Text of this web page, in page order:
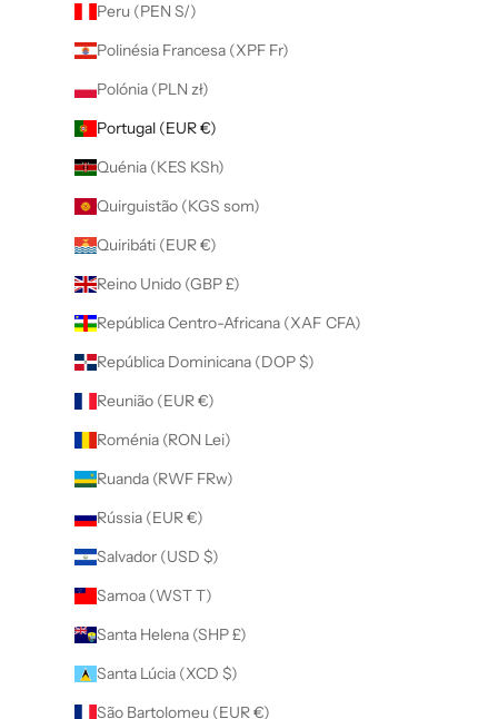
Peru (PEN S/)
Polinésia Francesa (XPF Fr)
Polónia (PLN zł)
Portugal (EUR €)
Quénia (KES KSh)
Quirguistão (KGS som)
Quiribáti (EUR €)
Reino Unido (GBP £)
República Centro-Africana (XAF CFA)
República Dominicana (DOP $)
Reunião (EUR €)
Roménia (RON Lei)
Ruanda (RWF FRw)
Rússia (EUR €)
Salvador (USD $)
Samoa (WST T)
Santa Helena (SHP £)
Santa Lúcia (XCD $)
São Bartolomeu (EUR €)